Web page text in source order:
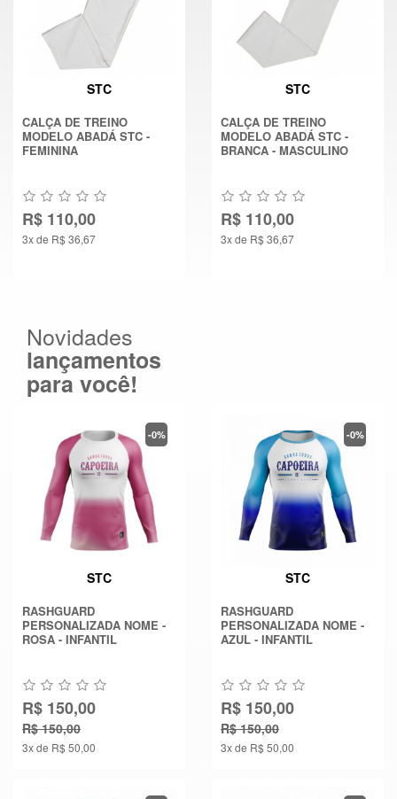
STC
CALÇA DE TREINO
MODELO ABADÁ STC -
FEMININA
R$ 110,00
3x de R$ 36,67
STC
CALÇA DE TREINO
MODELO ABADÁ STC -
BRANCA - MASCULINO
R$ 110,00
3x de R$ 36,67
Novidades
lançamentos
para você!
STC
RASHGUARD
PERSONALIZADA NOME -
ROSA - INFANTIL
-0%
R$ 150,00
R$ 150,00
3x de R$ 50,00
STC
RASHGUARD
PERSONALIZADA NOME -
AZUL - INFANTIL
-0%
R$ 150,00
R$ 150,00
3x de R$ 50,00